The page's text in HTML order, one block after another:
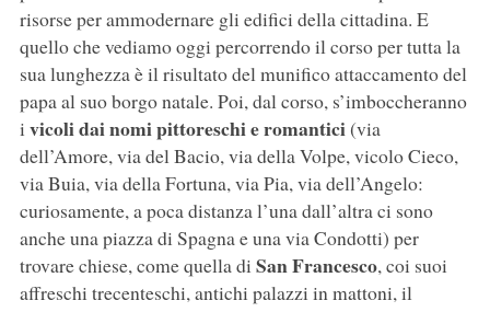
risorse per ammodernare gli edifici della cittadina. E
quello che vediamo oggi percorrendo il corso per tutta la
sua lunghezza è il risultato del munifico attaccamento del
papa al suo borgo natale. Poi, dal corso, s’imboccheranno
i vicoli dai nomi pittoreschi e romantici(via
dell’Amore, via del Bacio, via della Volpe, vicolo Cieco,
via Buia, via della Fortuna, via Pia, via dell’Angelo:
curiosamente, a poca distanza l’una dall’altra ci sono
anche una piazza di Spagna e una via Condotti) per
trovare chiese, come quella di San Francesco, coi suoi
affreschi trecenteschi, antichi palazzi in mattoni, il